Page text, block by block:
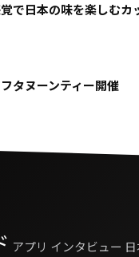
で日本の味を楽しむカ
タヌーンティー開催
アプリ インタビュー